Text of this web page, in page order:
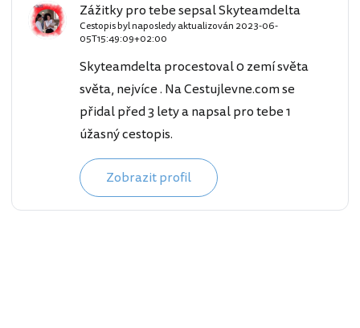
Zážitky pro tebe sepsal Skyteamdelta
Cestopis byl naposledy aktualizován 2023-06-
05T15:49:09+02:00
Skyteamdelta procestoval 0 zemí světa
světa, nejvíce . Na Cestujlevne.com se
přidal před 3 lety a napsal pro tebe 1
úžasný cestopis.
Zobrazit profil